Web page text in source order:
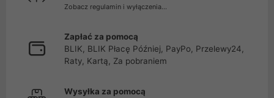
Zobacz regulamin i wyłączenia...
Zapłać za pomocą
BLIK, BLIK Płacę Później, PayPo, Przelewy24,
Raty, Kartą, Za pobraniem
Wysyłka za pomocą